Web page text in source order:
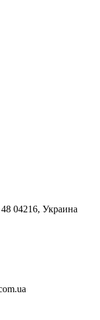
04216, Украина